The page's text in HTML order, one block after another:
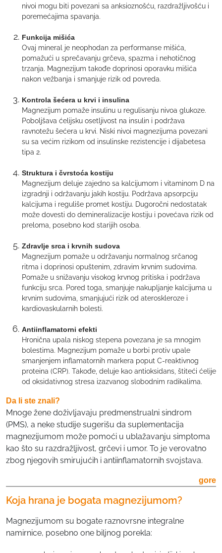
nivoi mogu biti povezani sa anksioznošću, razdražljivošću i
poremećajima spavanja.
Funkcija mišića
Ovaj mineral je neophodan za performanse mišića,
pomažući u sprečavanju grčeva, spazma i nehotičnog
trzanja. Magnezijum takođe doprinosi oporavku mišića
nakon vežbanja i smanjuje rizik od povreda.
Kontrola šećera u krvi i insulina
Magnezijum pomaže insulinu u regulisanju nivoa glukoze.
Poboljšava ćelijsku osetljivost na insulin i podržava
ravnotežu šećera u krvi. Niski nivoi magnezijuma povezani
su sa većim rizikom od insulinske rezistencije i dijabetesa
tipa 2.
Struktura i čvrstoća kostiju
Magnezijum deluje zajedno sa kalcijumom i vitaminom D na
izgradnji i održavanju jakih kostiju. Podržava apsorpciju
kalcijuma i reguliše promet kostiju. Dugoročni nedostatak
može dovesti do demineralizacije kostiju i povećava rizik od
preloma, posebno kod starijih osoba.
Zdravlje srca i krvnih sudova
Magnezijum pomaže u održavanju normalnog srčanog
ritma i doprinosi opuštenim, zdravim krvnim sudovima.
Pomaže u snižavanju visokog krvnog pritiska i podržava
funkciju srca. Pored toga, smanjuje nakupljanje kalcijuma u
krvnim sudovima, smanjujući rizik od ateroskleroze i
kardiovaskularnih bolesti.
Antiinflamatorni efekti
Hronična upala niskog stepena povezana je sa mnogim
bolestima. Magnezijum pomaže u borbi protiv upale
smanjenjem inflamatornih markera poput C-reaktivnog
proteina (CRP). Takođe, deluje kao antioksidans, štiteći ćelije
od oksidativnog stresa izazvanog slobodnim radikalima.
Da li ste znali?
Mnoge žene doživljavaju predmenstrualni sindrom
(PMS), a neke studije sugerišu da suplementacija
magnezijumom može pomoći u ublažavanju simptoma
kao što su razdražljivost, grčevi i umor. To je verovatno
zbog njegovih smirujućih i antiinflamatornih svojstava.
gore
Koja hrana je bogata magnezijumom?
Magnezijumom su bogate raznovrsne integralne
namirnice, posebno one biljnog porekla: